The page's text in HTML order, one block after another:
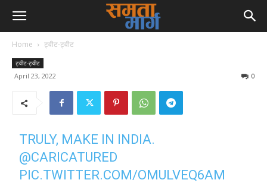
Home ट्वीट-ट्वीट
ट्वीट-ट्वीट
April 23, 2022 0
TRULY, MAKE IN INDIA.
@CARICATURED
PIC.TWITTER.COM/OMULVEQ6AM